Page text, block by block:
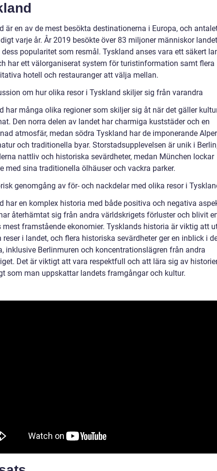
är en av de mest besökta destinationerna i Europa, och
varje år. År 2019 besökte över 83 miljoner människor
popularitet som resmål. Tyskland anses vara ett säkert
har ett välorganiserat system för turistinformation samt flera
hotell och restauranger att välja mellan.
om hur olika resor i Tyskland skiljer sig från varandra
har många olika regioner som skiljer sig åt när det gäller
Den norra delen av landet har charmiga kuststäder och en
atmosfär, medan södra Tyskland har de imponerande
och traditionella byar. Storstadsupplevelsen är unik i
nattliv och historiska sevärdheter, medan München lockar
med sina traditionella ölhäuser och vackra parker.
genomgång av för- och nackdelar med olika resor i
har en komplex historia med både positiva och negativa
återhämtat sig från andra världskrigets förluster och blivit
mest framstående ekonomier. Tysklands historia är viktig att
reser i landet, och flera historiska sevärdheter ger en inblick i
inklusive Berlinmuren och koncentrationslägren från andra
Det är viktigt att vara respektfull och att lära sig av
som man uppskattar landets framgångar och kultur.